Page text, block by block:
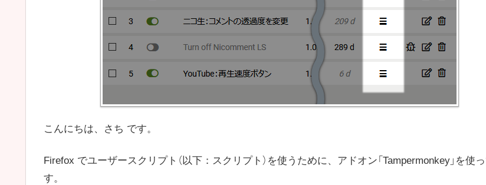
こんにちは、さち です。
Firefox でユーザースクリプト（以下：スクリプト）を使うために、アドオン「 Tampermonkey」を使
す。